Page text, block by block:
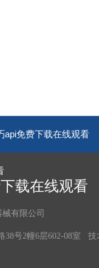
api免费下载在线观看
载在线观看
有限公司
号2幢6层602-08室 技术